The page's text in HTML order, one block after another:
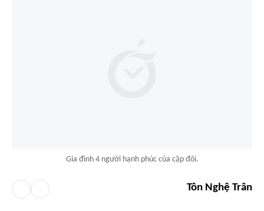
Gia đình 4 người hạnh phúc của cặp đôi.
Tôn Nghệ Trân